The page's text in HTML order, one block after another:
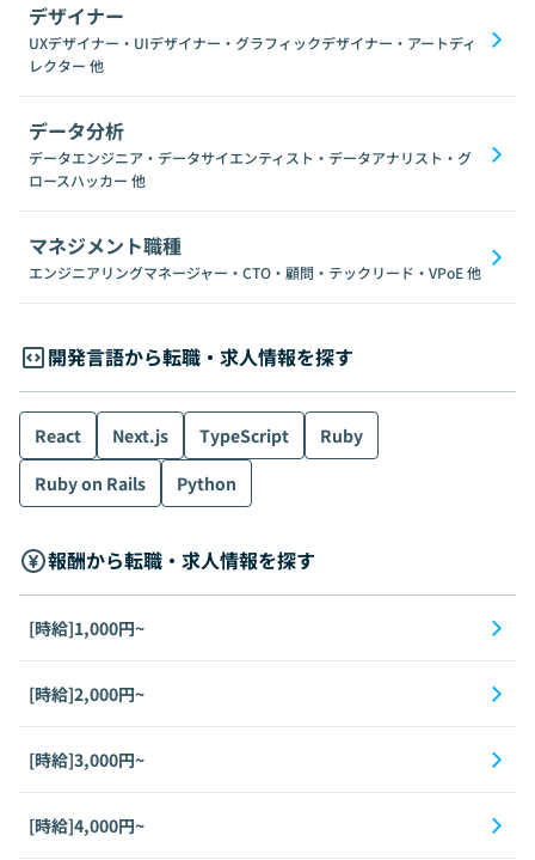
デザイナー
UXデザイナー・UIデザイナー・グラフィックデザイナー・アートディ
レクター 他
データ分析
データエンジニア・データサイエンティスト・データアナリスト・グ
ロースハッカー 他
マネジメント職種
エンジニアリングマネージャー・CTO・顧問・テックリード・VPoE他
開発言語から転職・求人情報を探す
React Next.js TypeScript
Ruby
Ruby on Rails
Python
報酬から転職・求人情報を探す
[時給]1,000円~
[時給]2,000円~
[時給]3,000円~
[時給]4,000円~